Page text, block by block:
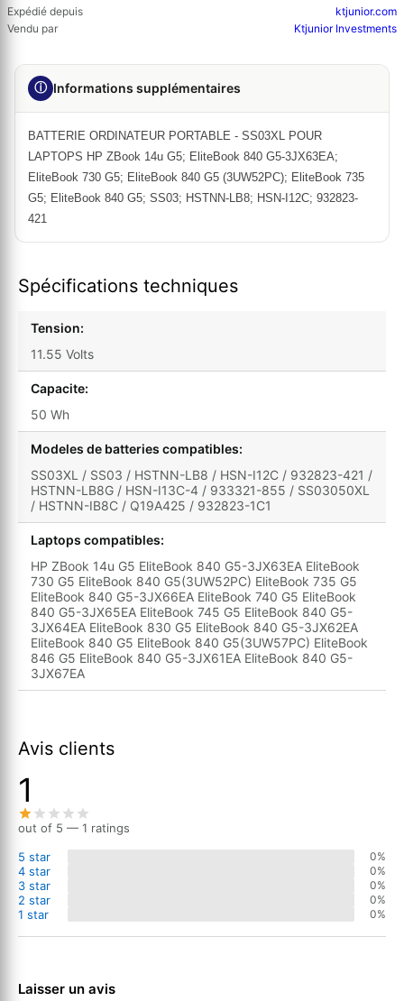
Expédié depuis
ktjunior.com
Vendu par
Ktjunior Investments
ⓘ Informations supplémentaires
BATTERIE ORDINATEUR PORTABLE - SS03XL POUR
LAPTOPS HP ZBook 14u G5; EliteBook 840 G5-3JX63EA;
EliteBook 730 G5; EliteBook 840 G5 (3UW52PC); EliteBook 735
G5; EliteBook 840 G5; SS03; HSTNN-LB8; HSN-I12C; 932823-
421
Spécifications techniques
Tension:
11.55 Volts
Capacite:
50 Wh
Modeles de batteries compatibles:
SS03XL / SS03 / HSTNN-LB8 / HSN-I12C / 932823-421 /
HSTNN-LB8G / HSN-I13C-4 / 933321-855 / SS03050XL
/ HSTNN-IB8C / Q19A425 / 932823-1C1
Laptops compatibles:
HP ZBook 14u G5 EliteBook 840 G5-3JX63EA EliteBook
730 G5 EliteBook 840 G5(3UW52PC) EliteBook 735 G5
EliteBook 840 G5-3JX66EA EliteBook 740 G5 EliteBook
840 G5-3JX65EA EliteBook 745 G5 EliteBook 840 G5-
3JX64EA EliteBook 830 G5 EliteBook 840 G5-3JX62EA
EliteBook 840 G5 EliteBook 840 G5(3UW57PC) EliteBook
846 G5 EliteBook 840 G5-3JX61EA EliteBook 840 G5-
3JX67EA
Avis clients
1
out of 5 — 1 ratings
5 star
0%
4 star 0%
3 star 0%
2 star 0%
1 star 0%
Laisser un avis